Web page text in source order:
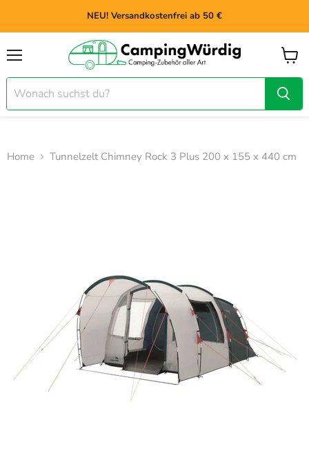
NEU! Versandkostenfrei ab 50 €
Home Tunnelzelt Chimney Rock 3 Plus 200 x 155 x 440 cm